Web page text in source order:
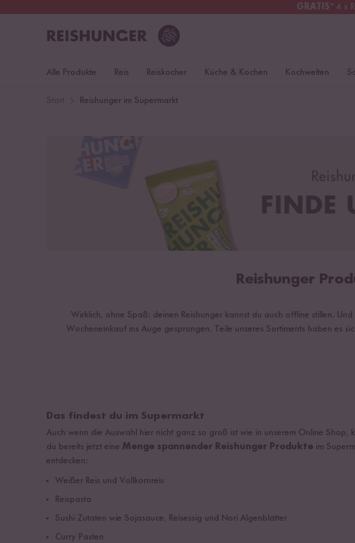
GRATIS* 4 x
Alle Produkte
Reis Reiskocher Küche & Kochen Kochwelten
Reishunger im Supermarkt
Reishunger
Wirklich, ohne Spaß: deinen Reishunger kannst du auch offline stillen.
Wocheneinkauf ins Auge gesprungen. Teile unseres Sortiments haben es
Das findest du im Supermarkt
Auch wenn die Auswahl hier nicht ganz so groß ist wie in unserem Online Shop,
du bereits jetzt eine Menge spannender Reishunger Produkte im
entdecken:
Weißer Reis und Vollkornreis
Reispasta
Sushi Zutaten wie Sojasauce, Reisessig und Nori Algenblätter
Curry Pasten